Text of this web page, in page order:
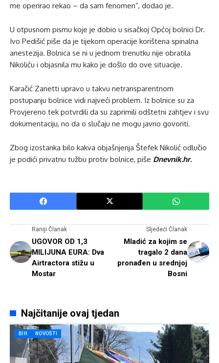
me operirao rekao – da sam fenomen”, dodao je.
U otpusnom pismu koje je dobio u sisačkoj Općoj bolnici Dr.
Ivo Pedišić piše da je tijekom operacije korištena spinalna
anestezija. Bolnica se ni u jednom trenutku nije obratila
Nikoliću i objasnila mu kako je došlo do ove situacije.
Karačić Zanetti upravo u takvu netransparentnom
postupanju bolnice vidi najveći problem. Iz bolnice su za
Provjereno tek potvrdili da su zaprimili odštetni zahtjev i svu
dokumentaciju, no da o slučaju ne mogu javno govoriti.
Zbog izostanka bilo kakva objašnjenja Štefek Nikolić odlučio
je podići privatnu tužbu protiv bolnice, piše Dnevnik.hr.
Raniji Članak
UGOVOR OD 1,3
MILIJUNA EURA: Dva
Airtractora stižu u
Mostar
Sljedeći Članak
Mladić za kojim se
tragalo 2 dana
pronađen u srednjoj
Bosni
Najčitanije ovaj tjedan
BIH NOVOSTI